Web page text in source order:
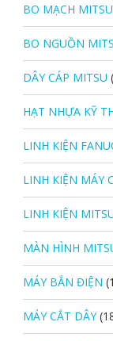
BO MẠCH MITSU
BO NGUỒN
DÂY CÁP MITSU
HẠT NHỰA KỸ
LINH KIỆN
LINH KIỆN MÁY
LINH KIỆN
MÀN HÌNH
MÁY BẮN ĐIỆN
MÁY CẮT DÂY